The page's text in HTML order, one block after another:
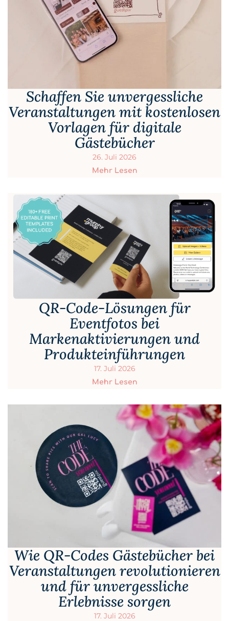
Schaffen Sie unvergessliche
Veranstaltungen mit kostenlosen
Vorlagen für digitale
Gästebücher
26. Juli 2026
Mehr Lesen
QR-Code-Lösungen für
Eventfotos bei
Markenaktivierungen und
Produkteinführungen
17. Juli 2026
Mehr Lesen
Wie QR-Codes Gästebücher bei
Veranstaltungen revolutionieren
und für unvergessliche
Erlebnisse sorgen
17. Juli 2026